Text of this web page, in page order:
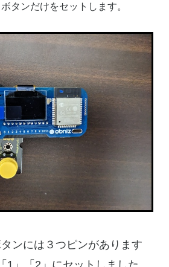
タンだけをセットします。
ンには３つピンがあります
1」「2」にセットしました。